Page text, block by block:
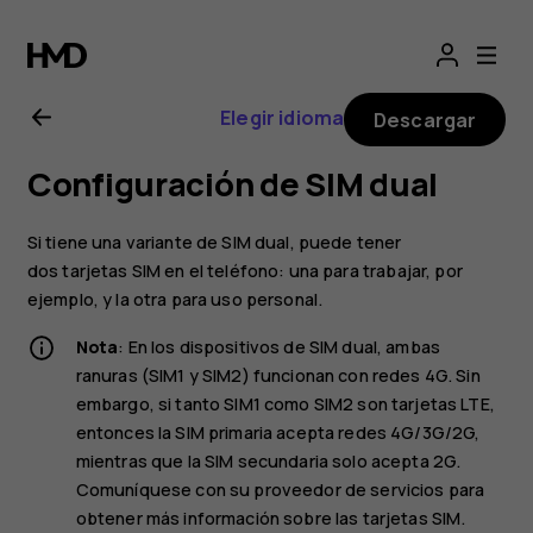
Manual
del
usuario
de
Nokia 3
Elegir idioma Descargar
Configuración de SIM dual
Si tiene una variante de SIM dual, puede tener
dos tarjetas SIM en el teléfono: una para trabajar, por
ejemplo, y la otra para uso personal.
Nota: En los dispositivos de SIM dual, ambas
ranuras (SIM1 y SIM2) funcionan con redes 4G. Sin
embargo, si tanto SIM1 como SIM2 son tarjetas LTE,
entonces la SIM primaria acepta redes 4G/3G/2G,
mientras que la SIM secundaria solo acepta 2G.
Comuníquese con su proveedor de servicios para
obtener más información sobre las tarjetas SIM.